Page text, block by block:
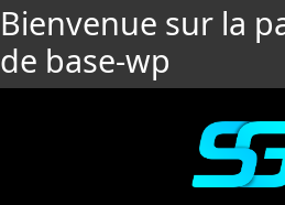
Bienvenue sur la
de base-wp